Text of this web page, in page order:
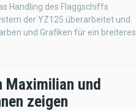
Handling des Flaggschiffs
der YZ125 überarbeitet und
und Grafiken für ein breiteres
Maximilian und
zeigen